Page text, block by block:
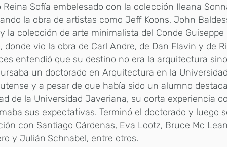
Reina Sofía embelesado con la colección Ileana
la obra de artistas como Jeff Koons, John
la colección de arte minimalista del Conde Guiseppe
donde vio la obra de Carl Andre, de Dan Flavin y de
entendió que su destino no era la arquitectura
un doctorado en Arquitectura en la
y a pesar de que había sido un alumno
de la Universidad Javeriana, su corta experiencia
sus expectativas. Terminó el doctorado y luego
con Santiago Cárdenas, Eva Lootz, Bruce Mc
y Julián Schnabel, entre otros.